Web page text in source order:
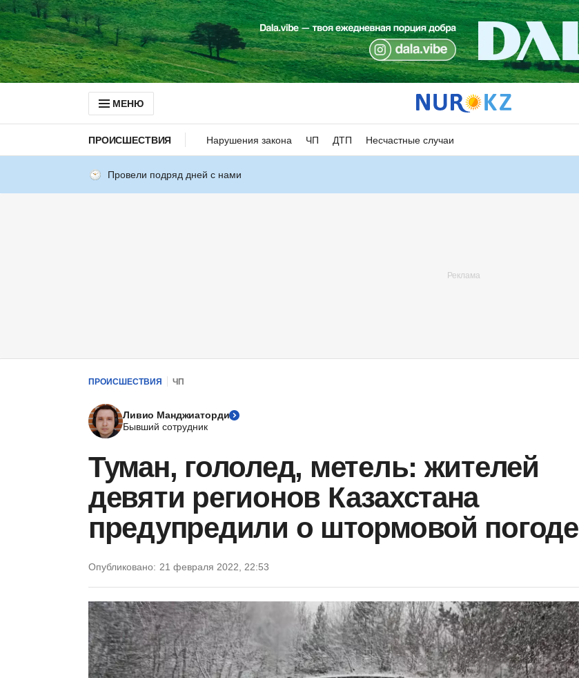
МЕНЮ
ПРОИСШЕСТВИЯ Нарушения закона ЧП ДТП Несчастные случаи
Провели подряд дней с нами
ПРОИСШЕСТВИЯ ЧП
Ливио Манджиаторди
Бывший сотрудник
Туман, гололед, метель: жителей
девяти регионов Казахстана
предупредили о штормовой погоде
Опубликовано: 21 февраля 2022, 22:53